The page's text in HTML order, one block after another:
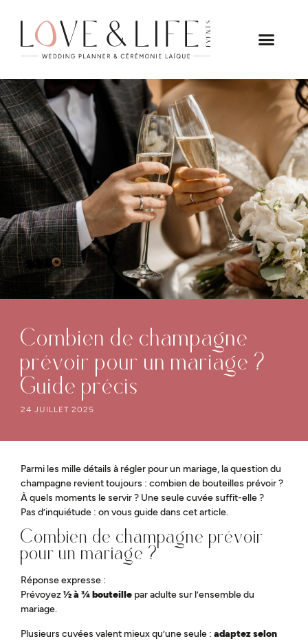
Combien de champagne
prévoir pour un mariage ?
Guide précis
24 JUILLET 2025
Parmi les mille détails à régler pour un mariage, la question du
champagne revient toujours : combien de bouteilles prévoir ?
À quels moments le servir ? Une seule cuvée suffit-elle ?
Pas d’inquiétude : on vous guide dans cet article.
Combien de champagne prévoir
pour un mariage ?
Réponse expresse :
Prévoyez½ à ¾ bouteille par adulte sur l’ensemble du
mariage.
Plusieurs cuvées valent mieux qu’une seule : adaptez selon